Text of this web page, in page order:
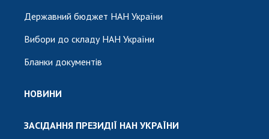
Державний бюджет НАН України
Вибори до складу НАН України
Бланки документів
НОВИНИ
ЗАСІДАННЯ ПРЕЗИДІЇ НАН УКРАЇНИ